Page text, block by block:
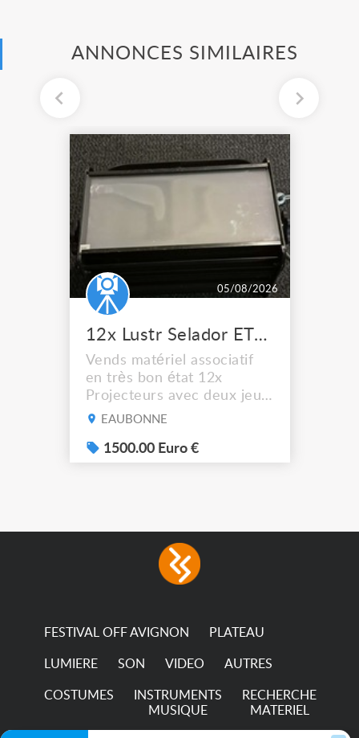
ANNONCES SIMILAIRES
05/08/2026
12x Lustr Selador ETC Led 7x colors filtres
Vends matériel associatif
en très bon état 12x
Projecteurs avec deux jeux
de filtre filtre Lustr Selador
system – seven colour
LEDs providing the
consumption The
permanence of a 50,000-
EAUBONNE
1500.00 Euro €
FESTIVAL OFF AVIGNON PLATEAU
LUMIERE SON VIDEO AUTRES
COSTUMES
INSTRUMENTS
MUSIQUE
RECHERCHE
MATERIEL